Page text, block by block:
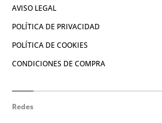
AVISO LEGAL
POLÍTICA DE PRIVACIDAD
POLÍTICA DE COOKIES
CONDICIONES DE COMPRA
Redes